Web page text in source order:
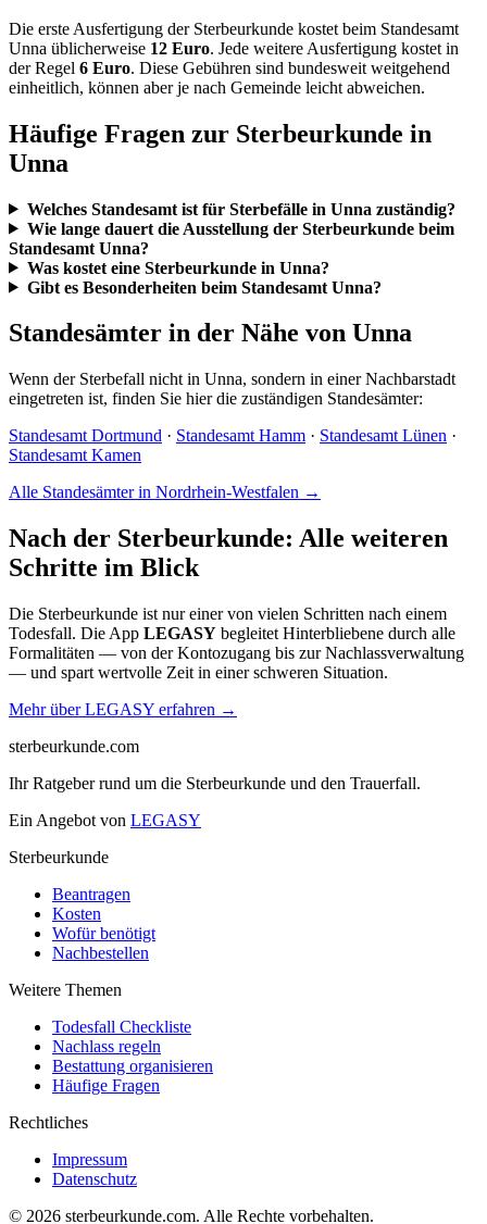
Die erste Ausfertigung der Sterbeurkunde kostet beim Standesamt
Unna üblicherweise 12 Euro. Jede weitere Ausfertigung kostet in
der Regel 6 Euro. Diese Gebühren sind bundesweit weitgehend
einheitlich, können aber je nach Gemeinde leicht abweichen.
Häufige Fragen zur Sterbeurkunde in
Unna
Welches Standesamt ist für Sterbefälle in Unna zuständig?
Wie lange dauert die Ausstellung der Sterbeurkunde beim
Standesamt Unna?
Was kostet eine Sterbeurkunde in Unna?
Gibt es Besonderheiten beim Standesamt Unna?
Standesämter in der Nähe von Unna
Wenn der Sterbefall nicht in Unna, sondern in einer Nachbarstadt
eingetreten ist, finden Sie hier die zuständigen Standesämter:
Standesamt Dortmund · Standesamt Hamm · Standesamt Lünen ·
Standesamt Kamen
Alle Standesämter in Nordrhein-Westfalen →
Nach der Sterbeurkunde: Alle weiteren
Schritte im Blick
Die Sterbeurkunde ist nur einer von vielen Schritten nach einem
Todesfall. Die App LEGASY begleitet Hinterbliebene durch alle
Formalitäten — von der Kontozugang bis zur Nachlassverwaltung
— und spart wertvolle Zeit in einer schweren Situation.
Mehr über LEGASY erfahren →
sterbeurkunde.com
Ihr Ratgeber rund um die Sterbeurkunde und den Trauerfall.
Ein Angebot von LEGASY
Sterbeurkunde
Beantragen
Kosten
Wofür benötigt
Nachbestellen
Weitere Themen
Todesfall Checkliste
Nachlass regeln
Bestattung organisieren
Häufige Fragen
Rechtliches
Impressum
Datenschutz
© 2026 sterbeurkunde.com. Alle Rechte vorbehalten.